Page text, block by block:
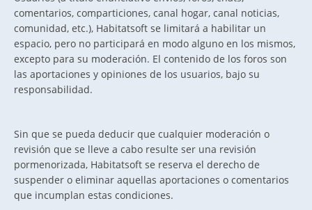
comentarios, comparticiones, canal hogar, canal noticias,
comunidad, etc.), Habitatsoft se limitará a habilitar un
espacio, pero no participará en modo alguno en los mismos,
excepto para su moderación. El contenido de los foros son
las aportaciones y opiniones de los usuarios, bajo su
responsabilidad.
Sin que se pueda deducir que cualquier moderación o
revisión que se lleve a cabo resulte ser una revisión
pormenorizada, Habitatsoft se reserva el derecho de
suspender o eliminar aquellas aportaciones o comentarios
que incumplan estas condiciones.